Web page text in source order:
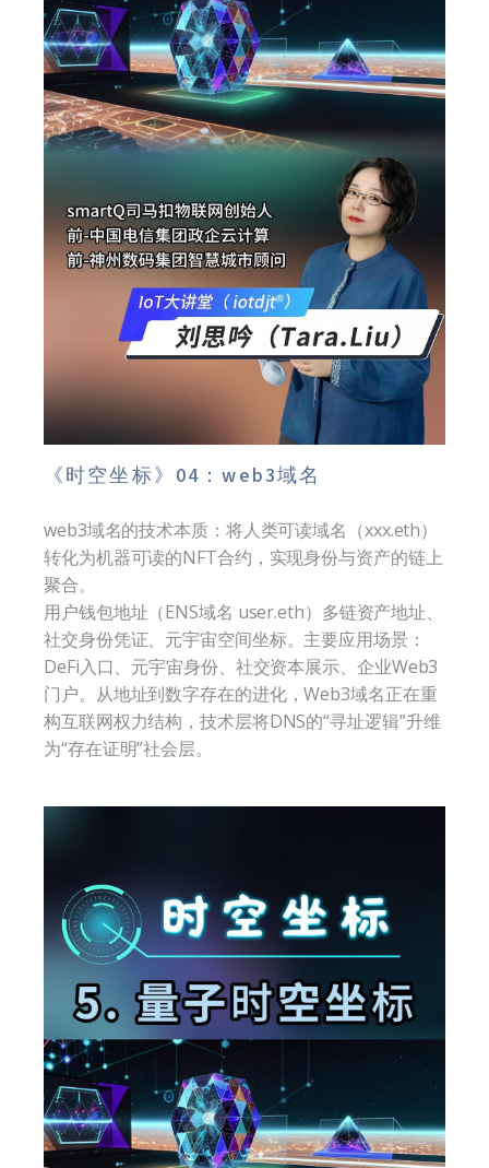
《时空坐标》04：web3域名
web3域名的技术本质：将人类可读域名（xxx.eth）
转化为机器可读的NFT合约，实现身份与资产的链上
聚合。
用户钱包地址（ENS域名 user.eth）多链资产地址、
社交身份凭证、元宇宙空间坐标。主要应用场景：
DeFi入口、元宇宙身份、社交资本展示、企业Web3
门户。从地址到数字存在的进化，Web3域名正在重
构互联网权力结构，技术层将DNS的“寻址逻辑”升维
为“存在证明”社会层。